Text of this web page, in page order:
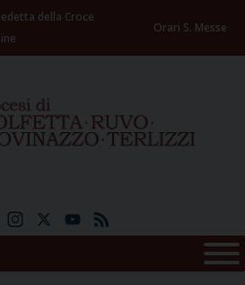
della Croce
Orari S. Messe
FacebookInstagramYouTube